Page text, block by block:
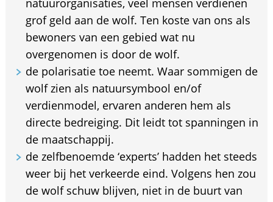
natuurorganisaties, veel mensen verdienen
grof geld aan de wolf. Ten koste van ons als
bewoners van een gebied wat nu
overgenomen is door de wolf.
de polarisatie toe neemt. Waar sommigen de
wolf zien als natuursymbool en/of
verdienmodel, ervaren anderen hem als
directe bedreiging. Dit leidt tot spanningen in
de maatschappij.
de zelfbenoemde ‘experts’ hadden het steeds
weer bij het verkeerde eind. Volgens hen zou
de wolf schuw blijven, niet in de buurt van